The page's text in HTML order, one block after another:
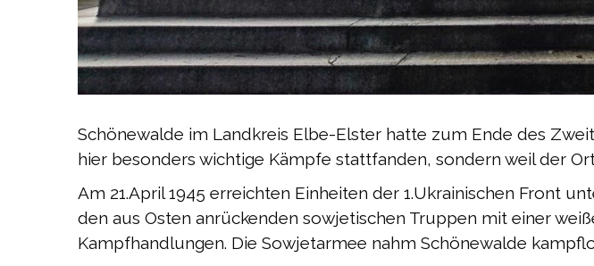
Schönewalde im Landkreis Elbe-Elster hatte zum Ende des
hier besonders wichtige Kämpfe stattfanden, sondern weil der
Am 21.April 1945 erreichten Einheiten der 1.Ukrainischen Front
den aus Osten anrückenden sowjetischen Truppen mit einer
Kampfhandlungen. Die Sowjetarmee nahm Schönewalde